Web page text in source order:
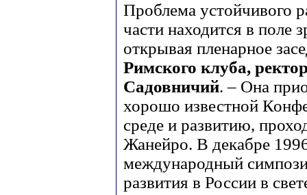
Проблема устойчивого
части находится в поле
открывая пленарное
Римского клуба,
Садовничий. – Она
хорошо известной
среде и развитию,
Жанейро. В декабре
международный
развития в России в